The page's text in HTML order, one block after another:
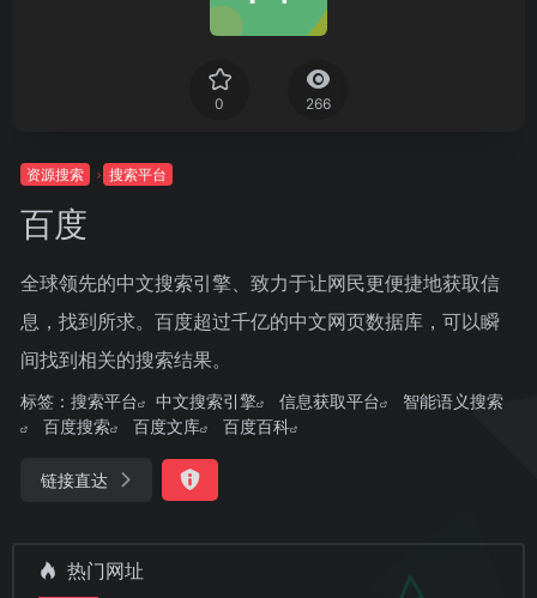
0 266
资源搜索 搜索平台
百度
全球领先的中文搜索引擎、致力于让网民更便捷地获取信
息，找到所求。百度超过千亿的中文网页数据库，可以瞬
间找到相关的搜索结果。
标签： 搜索平台 中文搜索引擎 信息获取平台
智能语义搜索
百度搜索
百度文库 百度百科
链接直达
热门网址